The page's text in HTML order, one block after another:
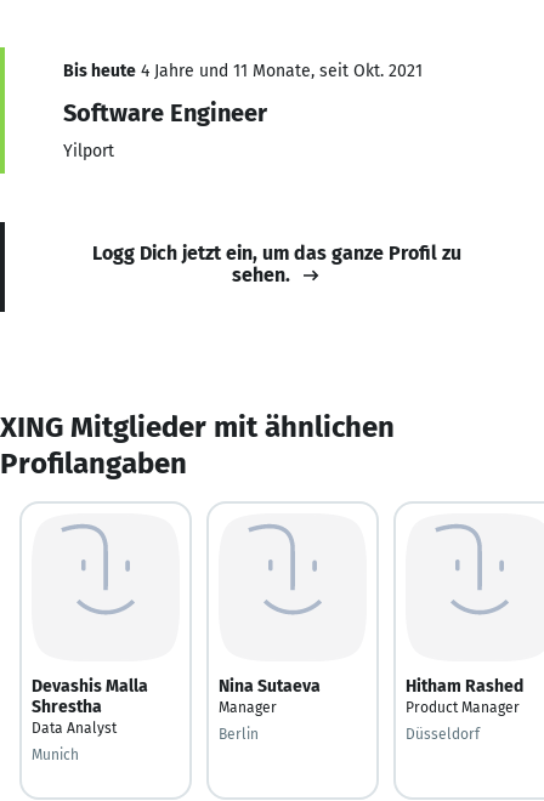
Bis heute 4 Jahre und 11 Monate, seit Okt. 2021
Software Engineer
Yilport
Logg Dich jetzt ein, um das ganze Profil zu
sehen.
XING Mitglieder mit ähnlichen
Profilangaben
Devashis Malla
Shrestha
Data Analyst
Munich
Nina Sutaeva
Manager
Berlin
Hitham Rashed
Product Manager
Düsseldorf